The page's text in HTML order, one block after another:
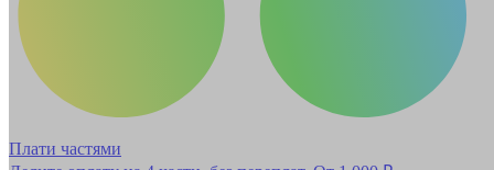
Плати частями